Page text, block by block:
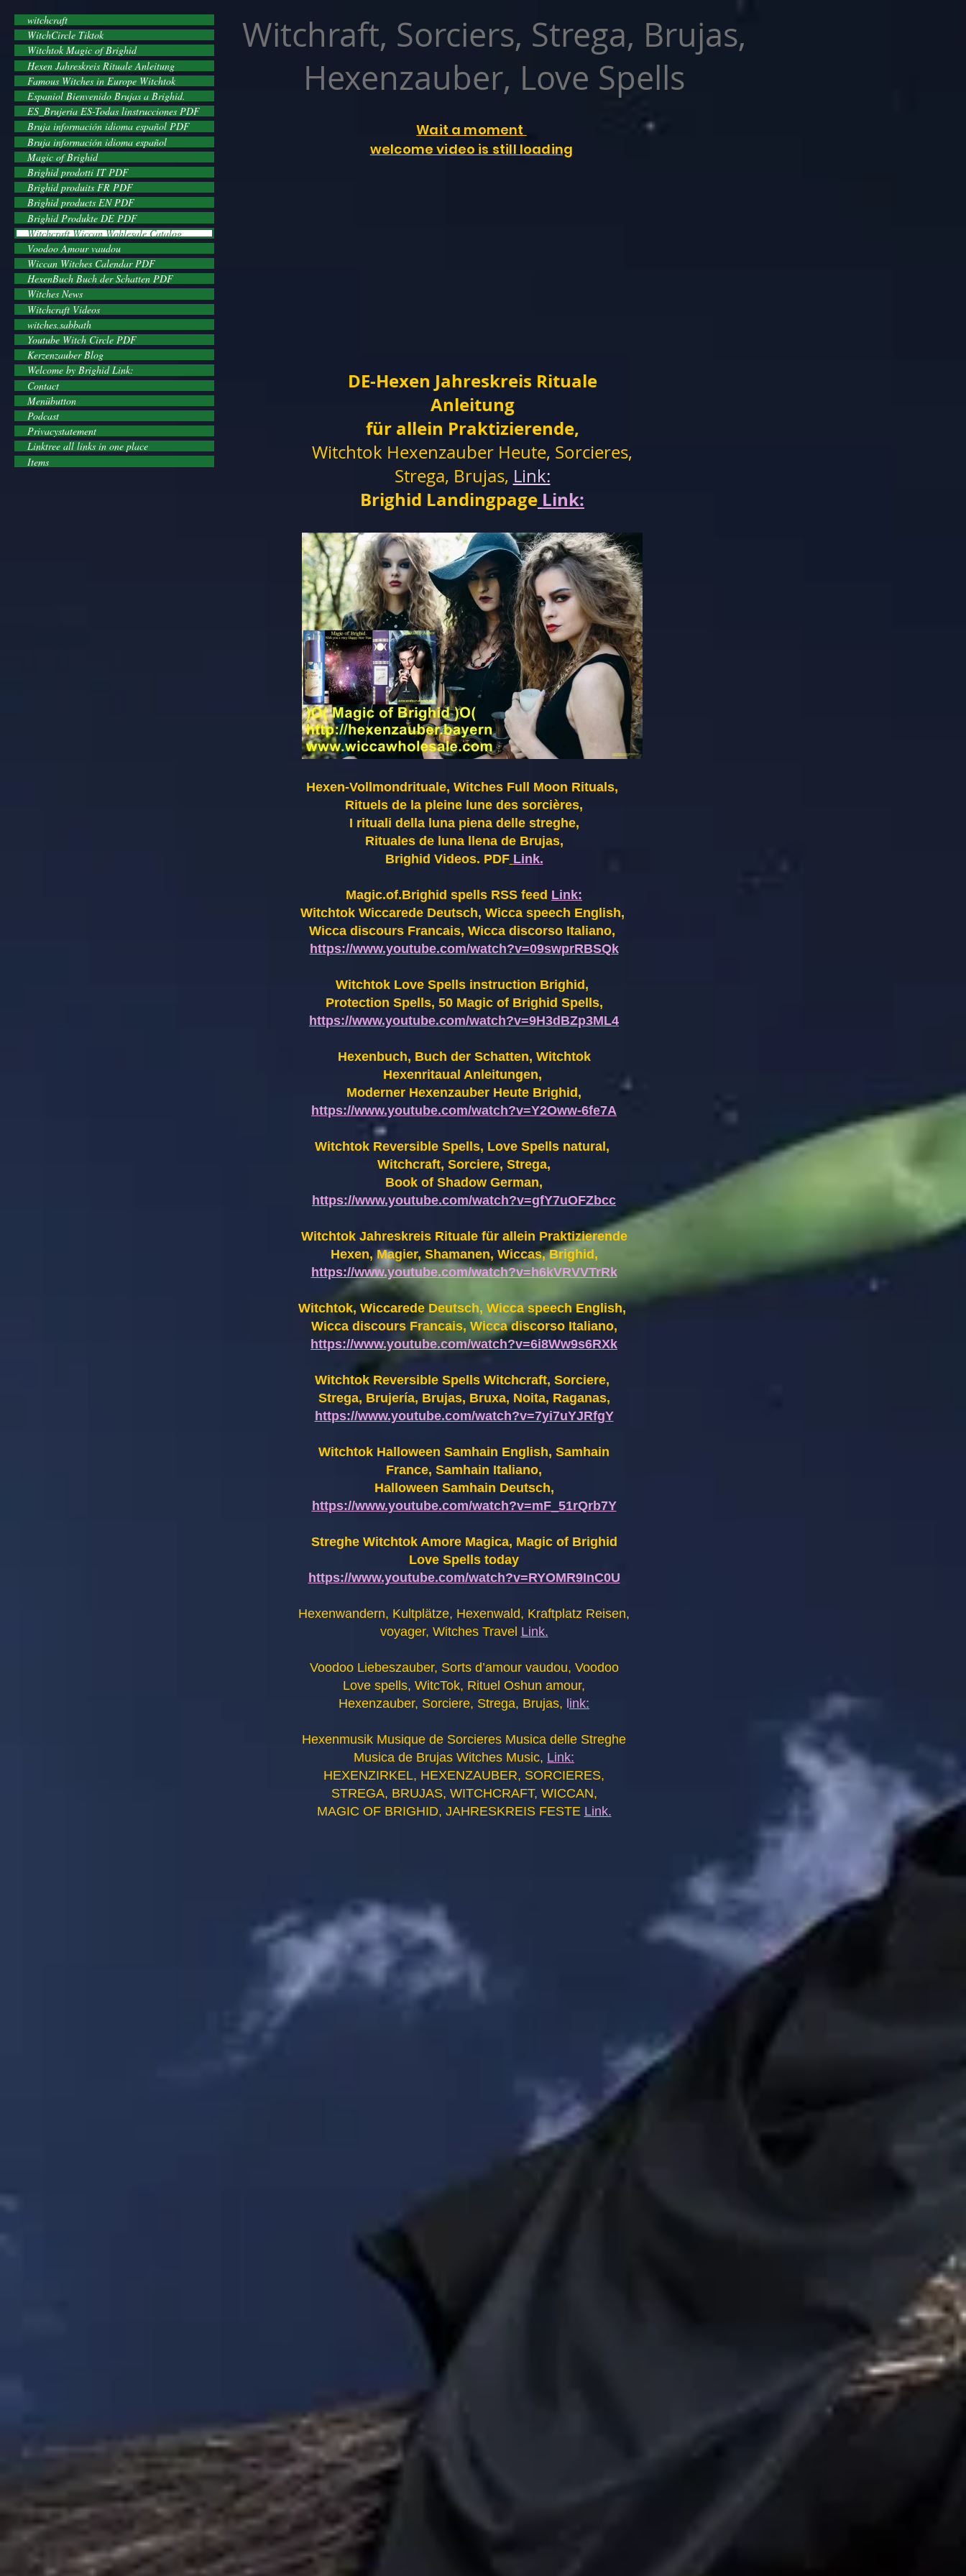
witchcraft
WitchCircle Tiktok
Witchtok Magic of Brighid
Hexen Jahreskreis Rituale Anleitung
Famous Witches in Europe Witchtok
Espaniol Bienvenido Brujas a Brighid.
ES_Brujeria ES-Todas linstrucciones PDF
Bruja información idioma español PDF
Bruja información idioma español
Magic of Brighid
Brighid prodotti IT PDF
Brighid produits FR PDF
Brighid products EN PDF
Brighid Produkte DE PDF
Witchcraft Wiccan Wohlesale Catalog
Voodoo Amour vaudou
Wiccan Witches Calendar PDF
HexenBuch Buch der Schatten PDF
Witches News
Witchcraft Videos
witches.sabbath
Youtube Witch Circle PDF
Kerzenzauber Blog
Welcome by Brighid Link:
Contact
Menübutton
Podcast
Privacystatement
Linktree all links in one place
Items
Witchraft, Sorciers, Strega, Brujas,
Hexenzauber, Love Spells
Wait a moment
welcome video is still loading
DE-Hexen Jahreskreis Rituale
Anleitung
für allein Praktizierende,
Witchtok Hexenzauber Heute, Sorcieres,
Strega, Brujas, Link:
Brighid Landingpage Link:
Hexen-Vollmondrituale, Witches Full Moon Rituals,
Rituels de la pleine lune des sorcières,
I rituali della luna piena delle streghe,
Rituales de luna llena de Brujas,
Brighid Videos. PDF Link.
Magic.of.Brighid spells RSS feed Link:
Witchtok Wiccarede Deutsch, Wicca speech English,
Wicca discours Francais, Wicca discorso Italiano,
https://www.youtube.com/watch?v=09swprRBSQk
Witchtok Love Spells instruction Brighid,
Protection Spells, 50 Magic of Brighid Spells,
https://www.youtube.com/watch?v=9H3dBZp3ML4
Hexenbuch, Buch der Schatten, Witchtok
Hexenritaual Anleitungen,
Moderner Hexenzauber Heute Brighid,
https://www.youtube.com/watch?v=Y2Oww-6fe7A
Witchtok Reversible Spells, Love Spells natural,
Witchcraft, Sorciere, Strega,
Book of Shadow German,
https://www.youtube.com/watch?v=gfY7uOFZbcc
Witchtok Jahreskreis Rituale für allein Praktizierende
Hexen,Magier, Shamanen, Wiccas, Brighid,
https://www.youtube.com/watch?v=h6kVRVVTrRk
Witchtok, Wiccarede Deutsch, Wicca speech English,
Wicca discours Francais, Wicca discorso Italiano,
https://www.youtube.com/watch?v=6i8Ww9s6RXk
Witchtok Reversible Spells Witchcraft, Sorciere,
Strega, Brujería, Brujas, Bruxa, Noita, Raganas,
https://www.youtube.com/watch?v=7yi7uYJRfgY
Witchtok Halloween Samhain English, Samhain
France, Samhain Italiano,
Halloween Samhain Deutsch,
https://www.youtube.com/watch?v=mF_51rQrb7Y
Streghe Witchtok Amore Magica, Magic of Brighid
Love Spells today
https://www.youtube.com/watch?v=RYOMR9InC0U
Hexenwandern, Kultplätze, Hexenwald, Kraftplatz Reisen,
voyager, Witches Travel Link.
Voodoo Liebeszauber, Sorts d’amour vaudou, Voodoo
Love spells, WitcTok, Rituel Oshun amour,
Hexenzauber, Sorciere, Strega, Brujas, ink:
Hexenmusik Musique de Sorcieres Musica delle Streghe
Musica de Brujas Witches Music, Link:
HEXENZIRKEL, HEXENZAUBER, SORCIERES,
STREGA, BRUJAS, WITCHCRAFT, WICCAN,
MAGIC OF BRIGHID, JAHRESKREIS FESTE Link.